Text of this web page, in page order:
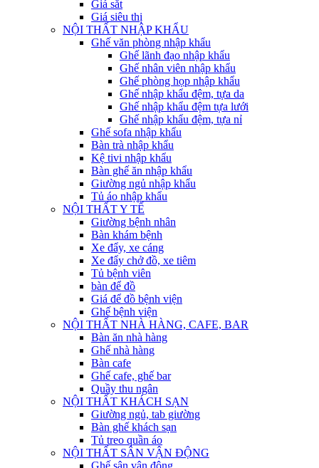
Giá sắt
Giá siêu thị
NỘI THẤT NHẬP KHẨU
Ghế văn phòng nhập khẩu
Ghế lãnh đạo nhập khẩu
Ghế nhân viên nhập khẩu
Ghế phòng họp nhập khẩu
Ghế nhập khẩu đệm, tựa da
Ghế nhập khẩu đệm tựa lưới
Ghế nhập khẩu đệm, tựa nỉ
Ghế sofa nhập khẩu
Bàn trà nhập khẩu
Kệ tivi nhập khẩu
Bàn ghế ăn nhập khẩu
Giường ngủ nhập khẩu
Tủ áo nhập khẩu
NỘI THẤT Y TẾ
Giường bệnh nhân
Bàn khám bệnh
Xe đẩy, xe cáng
Xe đẩy chở đồ, xe tiêm
Tủ bệnh viên
bàn để đồ
Giá để đồ bệnh viện
Ghế bệnh viện
NỘI THẤT NHÀ HÀNG, CAFE, BAR
Bàn ăn nhà hàng
Ghế nhà hàng
Bàn cafe
Ghế cafe, ghế bar
Quầy thu ngân
NỘI THẤT KHÁCH SẠN
Giường ngủ, tab giường
Bàn ghế khách sạn
Tủ treo quần áo
NỘI THẤT SÂN VẬN ĐỘNG
Ghế sân vận động